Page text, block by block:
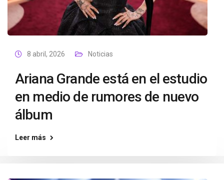
8 abril, 2026 Noticias
Ariana Grande está en el estudio
en medio de rumores de nuevo
álbum
Leer más